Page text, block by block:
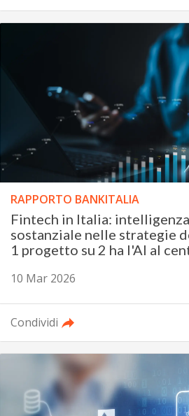
RAPPORTO BANKITALIA
Fintech in Italia:
sostanziale nelle strategie
1 progetto su 2 ha l'AI al
10 Mar 2026
Condividi